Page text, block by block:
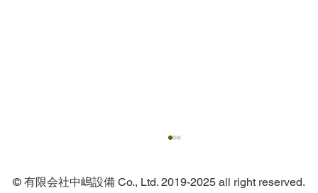
© 有限会社中嶋設備 Co., Ltd. 2019-2025 all right reserved.